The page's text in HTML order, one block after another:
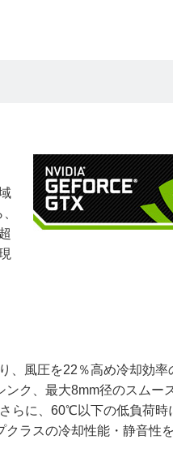
、風圧を22％高め冷却効率
ク、最大8mm径のスムー
らに、60℃以下の低負荷時
ラスの冷却性能・静音性